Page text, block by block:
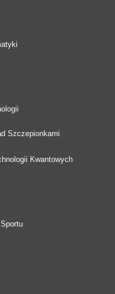
Szczepionkami
Kwantowych